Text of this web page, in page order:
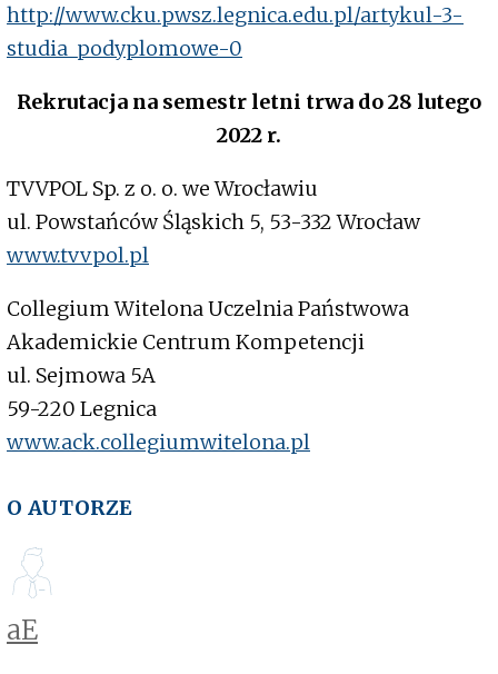
http://www.cku.pwsz.legnica.edu.pl/artykul-3-
studia_podyplomowe-0
Rekrutacja na semestr letni trwa do 28 lutego
2022 r.
TVVPOL Sp. z o. o. we Wrocławiu
ul. Powstańców Śląskich 5, 53-332 Wrocław
www.tvvpol.pl
Collegium Witelona Uczelnia Państwowa
Akademickie Centrum Kompetencji
ul. Sejmowa 5A
59-220 Legnica
www.ack.collegiumwitelona.pl
O AUTORZE
aE